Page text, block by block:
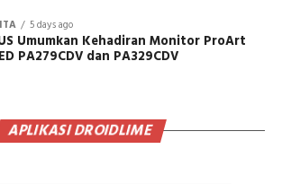
5 days ago
Umumkan Kehadiran Monitor ProArt
PA279CDV dan PA329CDV
APLIKASI DROIDLIME